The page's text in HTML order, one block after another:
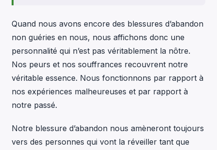
Quand nous avons encore des blessures d’abandon
non guéries en nous, nous affichons donc une
personnalité qui n’est pas véritablement la nôtre.
Nos peurs et nos souffrances recouvrent notre
véritable essence. Nous fonctionnons par rapport à
nos expériences malheureuses et par rapport à
notre passé.
Notre blessure d’abandon nous amèneront toujours
vers des personnes qui vont la réveiller tant que